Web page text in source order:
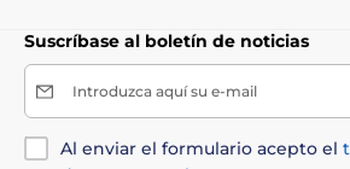
continua (pulso corto, pulso largo),
Batería y carga
Suscríbase al boletín de noticias
Introduzca aquí su e-mail
Al enviar el formulario acepto el